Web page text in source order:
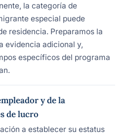
la categoría de
especial puede
residencia. Preparamos la
evidencia adicional y,
específicos del programa
y de la
de lucro
a establecer su estatus